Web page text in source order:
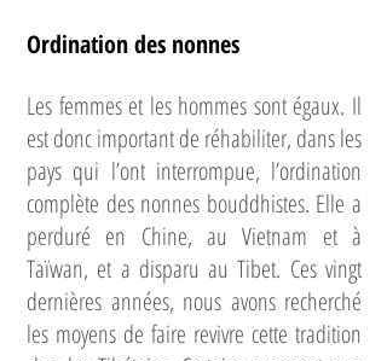
Ordination des nonnes
Les femmes et les hommes sont égaux. Il
est donc important de réhabiliter, dans les
pays qui l’ont interrompue, l’ordination
complète des nonnes bouddhistes. Elle a
perduré en Chine, au Vietnam et à
Taïwan, et a disparu au Tibet. Ces vingt
dernières années, nous avons recherché
les moyens de faire revivre cette tradition